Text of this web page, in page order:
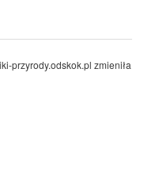
przyrody.odskok.pl zmieniła